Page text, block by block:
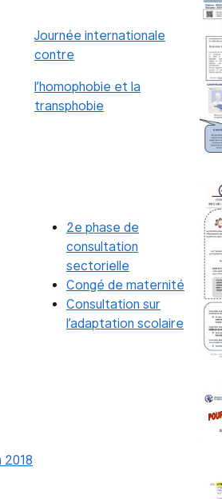
Journée internationale
contre
l’homophobie et la
transphobie
2e phase de
consultation
sectorielle
Congé de maternité
Consultation sur
l’adaptation scolaire
2018